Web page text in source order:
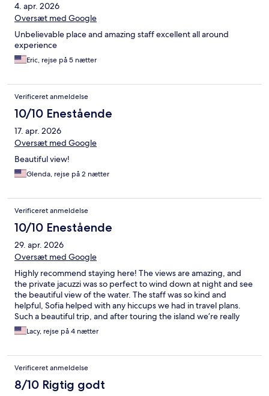
4. apr. 2026
Oversæt med Google
Unbelievable place and amazing staff excellent all around
experience
Eric, rejse på 5 nætter
Verificeret anmeldelse
10/10 Enestående
17. apr. 2026
Oversæt med Google
Beautiful view!
Glenda, rejse på 2 nætter
Verificeret anmeldelse
10/10 Enestående
29. apr. 2026
Oversæt med Google
Highly recommend staying here! The views are amazing, and
the private jacuzzi was so perfect to wind down at night and see
the beautiful view of the water. The staff was so kind and
helpful, Sofia helped with any hiccups we had in travel plans.
Such a beautiful trip, and after touring the island we’re really
glad we stayed here for a good blend of privacy with views but
accessibility to Megalachori!
Lacy, rejse på 4 nætter
Verificeret anmeldelse
8/10 Rigtig godt